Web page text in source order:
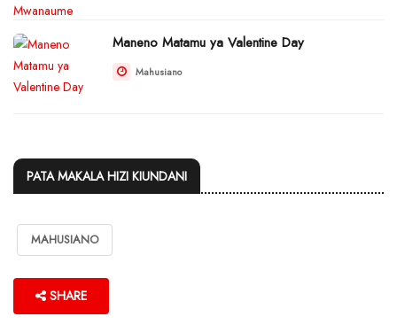
Maneno Matamu ya Valentine Day
Mahusiano
PATA MAKALA HIZI KIUNDANI
MAHUSIANO
SHARE